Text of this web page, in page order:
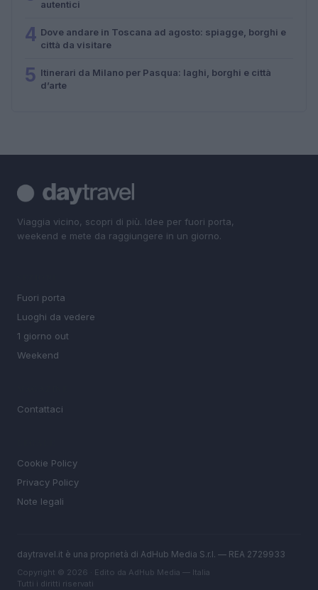
autentici
4 Dove andare in Toscana ad agosto: spiagge, borghi e
città da visitare
5 Itinerari da Milano per Pasqua: laghi, borghi e città
d’arte
Viaggia vicino, scopri di più. Idee per fuori porta,
weekend e mete da raggiungere in un giorno.
Fuori porta
Luoghi da vedere
1 giorno out
Weekend
Contattaci
Cookie Policy
Privacy Policy
Note legali
daytravel.it è una proprietà di AdHub Media S.r.l. — REA 2729933
Copyright © 2026 · Edito da AdHub Media — Italia
Tutti i diritti riservati